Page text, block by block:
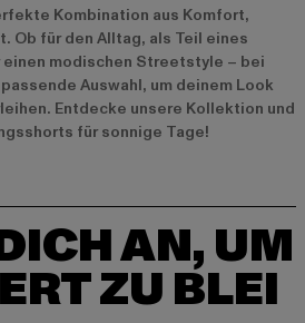
Kombination aus Komfort,
Ob für den Alltag, als Teil eines
modischen Streetstyle – bei
Auswahl, um deinem Look
Entdecke unsere Kollektion und
für sonnige Tage!
AN, UM
ZU BLEI